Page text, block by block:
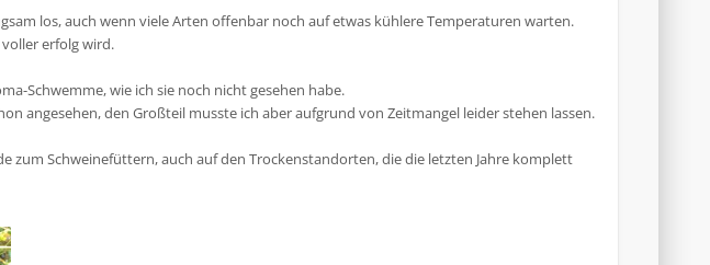
los, auch wenn viele Arten offenbar noch auf etwas kühlere Temperaturen warten.
erfolg wird.
Schwemme, wie ich sie noch nicht gesehen habe.
angesehen, den Großteil musste ich aber aufgrund von Zeitmangel leider stehen lassen.
zum Schweinefüttern, auch auf den Trockenstandorten, die die letzten Jahre komplett